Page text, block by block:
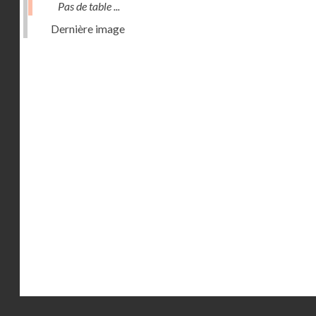
Pas de table ...
Dernière image